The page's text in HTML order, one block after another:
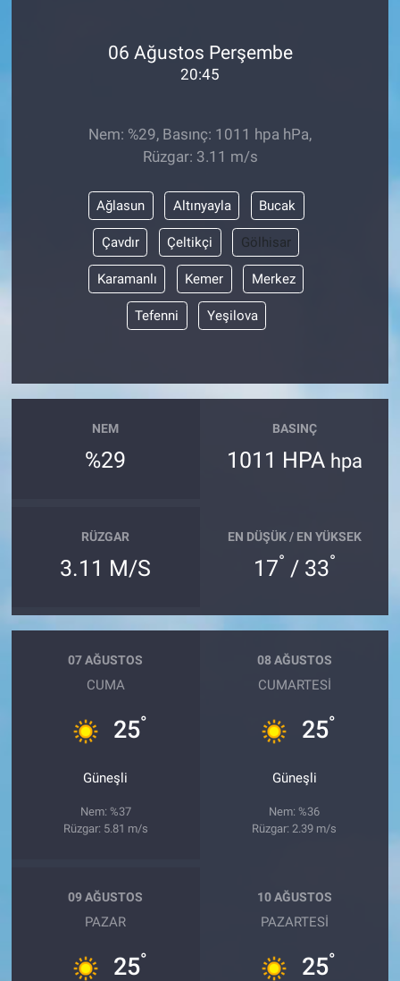
06 Ağustos Perşembe
20:45
Nem: %29, Basınç: 1011 hpa hPa,
Rüzgar: 3.11 m/s
Ağlasun Altınyayla Bucak
Çavdır Çeltikçi Gölhisar
Karamanlı Kemer Merkez
Tefenni Yeşilova
NEM
%29
BASINÇ
1011 HPA hpa
RÜZGAR
3.11 M/S
EN DÜŞÜK / EN YÜKSEK
17° / 33°
07 AĞUSTOS
CUMA
25°
Güneşli
Nem: %37
Rüzgar: 5.81 m/s
08 AĞUSTOS
CUMARTESI
25°
Güneşli
Nem: %36
Rüzgar: 2.39 m/s
09 AĞUSTOS
PAZAR
25°
10 AĞUSTOS
PAZARTESI
25°